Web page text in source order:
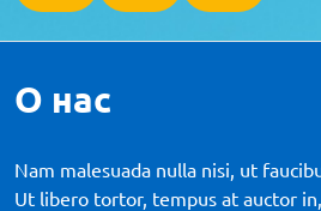
О нас
Nam malesuada nulla nisi, ut
Ut libero tortor, tempus at auctor